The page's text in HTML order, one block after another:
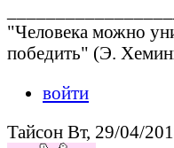
"Человека можно
победить" (Э.
войти
Тайсон Вт, 29/04/